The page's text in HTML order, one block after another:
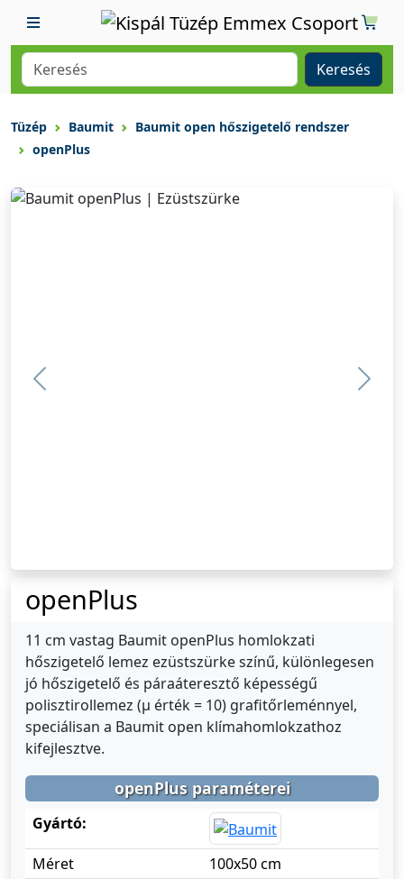
Keresés
Tüzép Baumit
Baumit open hőszigetelő rendszer
openPlus
Previous
openPlus
11 cm vastag Baumit openPlus homlokzati
hőszigetelő lemez ezüstszürke színű, különlegesen
jó hőszigetelő és páraáteresztő képességű
polisztirollemez (μ érték = 10) grafitőrleménnyel,
speciálisan a Baumit open klímahomlokzathoz
kifejlesztve.
openPlus paraméterei
Gyártó:
Méret
100x50 cm